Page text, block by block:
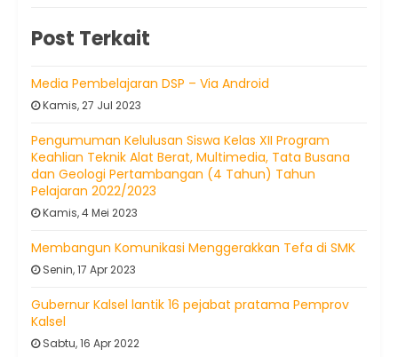
Post Terkait
Media Pembelajaran DSP – Via Android
Kamis, 27 Jul 2023
Pengumuman Kelulusan Siswa Kelas XII Program
Keahlian Teknik Alat Berat, Multimedia, Tata Busana
dan Geologi Pertambangan (4 Tahun) Tahun
Pelajaran 2022/2023
Kamis, 4 Mei 2023
Membangun Komunikasi Menggerakkan Tefa di SMK
Senin, 17 Apr 2023
Gubernur Kalsel lantik 16 pejabat pratama Pemprov
Kalsel
Sabtu, 16 Apr 2022